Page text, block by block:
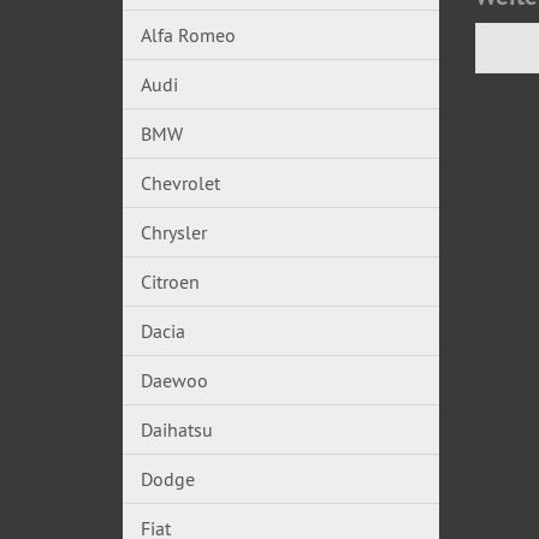
Alfa Romeo
Audi
BMW
Chevrolet
Chrysler
Citroen
Dacia
Daewoo
Daihatsu
Dodge
Fiat